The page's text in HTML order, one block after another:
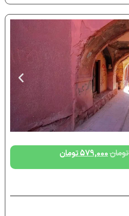
تومان579,000تومان